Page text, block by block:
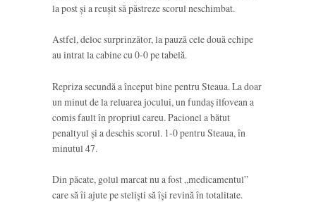
la post și a reușit să păstreze scorul neschimbat.
Astfel, deloc surprinzător, la pauză cele două echipe
au intrat la cabine cu 0-0 pe tabelă.
Repriza secundă a început bine pentru Steaua. La doar
un minut de la reluarea jocului, un fundaș ilfovean a
comis fault în propriul careu. Pacionel a bătut
penaltyul și a deschis scorul. 1-0 pentru Steaua, în
minutul 47.
Din păcate, golul marcat nu a fost „medicamentul”
care să îi ajute pe steliști să își revină în totalitate.